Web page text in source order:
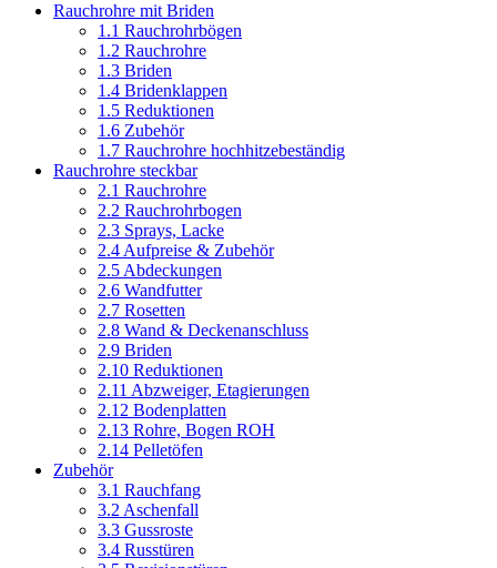
Rauchrohre mit Briden
1.1 Rauchrohrbögen
1.2 Rauchrohre
1.3 Briden
1.4 Bridenklappen
1.5 Reduktionen
1.6 Zubehör
1.7 Rauchrohre hochhitzebeständig
Rauchrohre steckbar
2.1 Rauchrohre
2.2 Rauchrohrbogen
2.3 Sprays, Lacke
2.4 Aufpreise & Zubehör
2.5 Abdeckungen
2.6 Wandfutter
2.7 Rosetten
2.8 Wand & Deckenanschluss
2.9 Briden
2.10 Reduktionen
2.11 Abzweiger, Etagierungen
2.12 Bodenplatten
2.13 Rohre, Bogen ROH
2.14 Pelletöfen
Zubehör
3.1 Rauchfang
3.2 Aschenfall
3.3 Gussroste
3.4 Russtüren